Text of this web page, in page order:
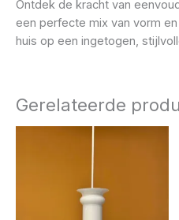
Ontdek de kracht van
een perfecte mix van vorm
huis op een ingetogen,
Gerelateerde